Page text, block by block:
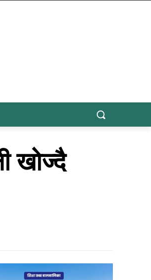
खोज्दै